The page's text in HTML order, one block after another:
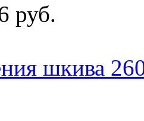
руб.
шкива